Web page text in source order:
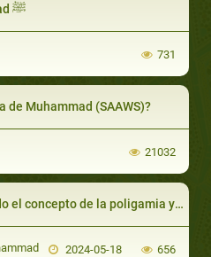
El Mensaje de Muhammad ﷺ
731
de Muhammad (SAAWS)?
21032
la condición de tener justicia; la noble legislación pone condiciones para practicar la poligamia:
2024-05-18 656